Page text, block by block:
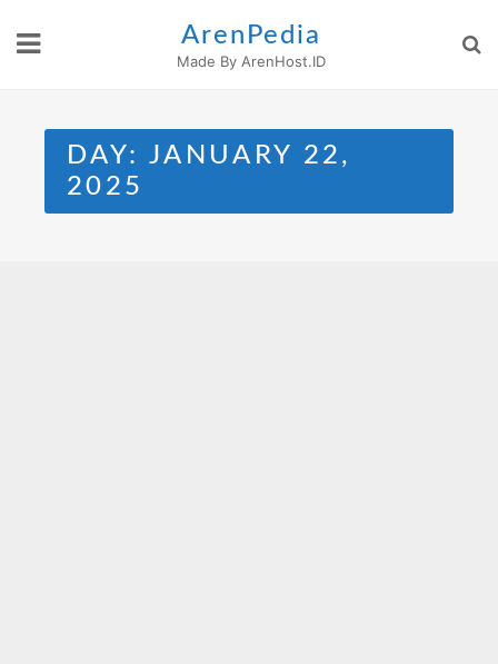
ArenPedia
Made By ArenHost.ID
DAY: JANUARY 22,
2025